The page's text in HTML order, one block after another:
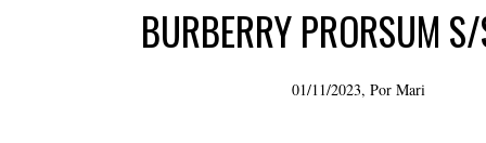
BURBERRY PRORSUM
01/11/2023, Por Mari